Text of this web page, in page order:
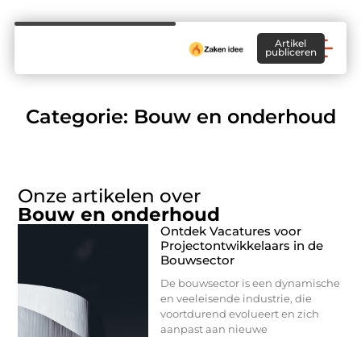
Artikel
publiceren
Categorie: Bouw en onderhoud
Onze artikelen over
Bouw en onderhoud
Ontdek Vacatures voor
Projectontwikkelaars in de
Bouwsector
De bouwsector is een dynamische
en veeleisende industrie, die
voortdurend evolueert en zich
aanpast aan nieuwe